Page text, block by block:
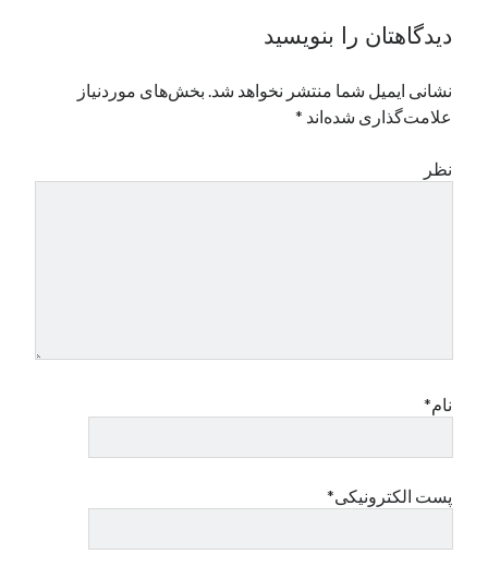
دیدگاهتان را بنویسید
نشانی ایمیل شما منتشر نخواهد شد. بخش‌های موردنیاز
علامت‌گذاری شده‌اند *
نظر
نام*
پست الکترونیکی*